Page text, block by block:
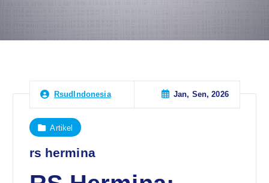
RsudIndonesia Jan, Sen, 2026
Artikel
rs hermina